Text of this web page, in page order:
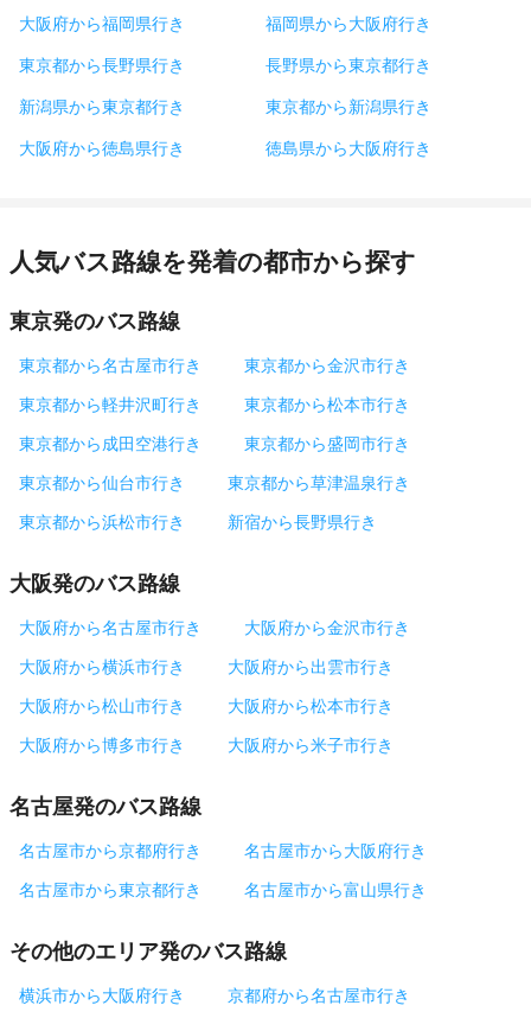
大阪府から福岡県行き 福岡県から大阪府行き
東京都から長野県行き 長野県から東京都行き
新潟県から東京都行き 東京都から新潟県行き
大阪府から徳島県行き 徳島県から大阪府行き
人気バス路線を発着の都市から探す
東京発のバス路線
東京都から名古屋市行き
東京都から金沢市行き
東京都から軽井沢町行き
東京都から松本市行き
東京都から成田空港行き
東京都から盛岡市行き
東京都から仙台市行き
東京都から草津温泉行き
東京都から浜松市行き
新宿から長野県行き
大阪発のバス路線
大阪府から名古屋市行き
大阪府から金沢市行き
大阪府から横浜市行き
大阪府から出雲市行き
大阪府から松山市行き
大阪府から松本市行き
大阪府から博多市行き
大阪府から米子市行き
名古屋発のバス路線
名古屋市から京都府行き
名古屋市から大阪府行き
名古屋市から東京都行き
名古屋市から富山県行き
その他のエリア発のバス路線
横浜市から大阪府行き 京都府から名古屋市行き